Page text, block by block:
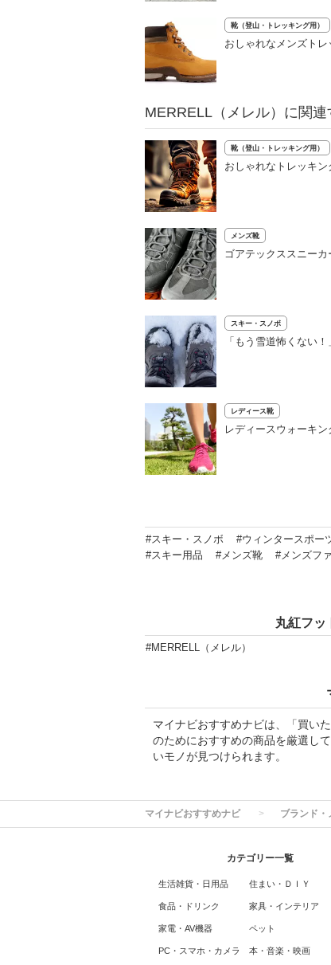
靴（登山・トレッキング用）
おしゃれなメンズト
MERRELL（メレル）に関
靴（登山・トレッキング用）
おしゃれなトレッキ
メンズ靴
ゴアテックススニー
スキー・スノボ
「もう雪道怖くない
レディース靴
レディースウォーキ
#スキー・スノボ #ウィンタースポー
#スキー用品
#メンズ靴 #メンズフ
丸紅フッ
#MERRELL（メレル）
マイナビおすすめナビは、「買い
のためにおすすめの商品を厳選し
いモノが見つけられます。
マイナビおすすめナビ ブランド・
カテゴリー一覧
生活雑貨・日用品
食品・ドリンク
家電・AV機器
PC・スマホ・カメラ
住まい・ＤＩＹ
家具・インテリア
ペット
本・音楽・映画